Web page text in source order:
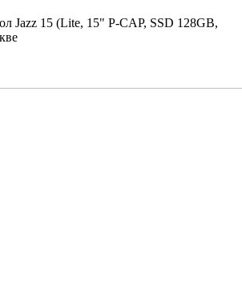
Jazz 15 (Lite, 15" P-CAP, SSD 128GB,